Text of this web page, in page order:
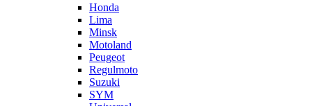
Honda
Lima
Minsk
Motoland
Peugeot
Regulmoto
Suzuki
SYM